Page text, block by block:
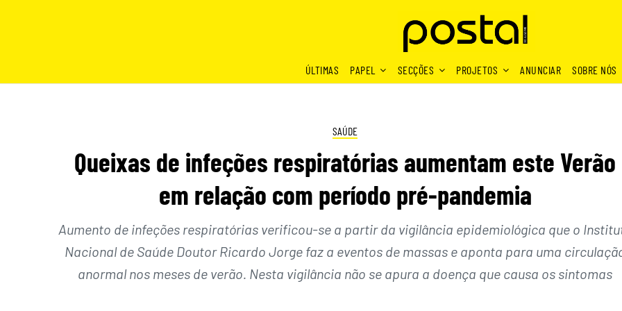
ÚLTIMAS
PAPEL SECÇÕES PROJETOS ANUNCIAR SOBRE NÓS
SAÚDE
Queixas de infeções respiratórias aumentam este Verão
em relação com período pré-pandemia
Aumento de infeções respiratórias verificou-se a partir da vigilância epidemiológica que o
Nacional de Saúde Doutor Ricardo Jorge faz a eventos de massas e aponta para uma
anormal nos meses de verão. Nesta vigilância não se apura a doença que causa os sintomas